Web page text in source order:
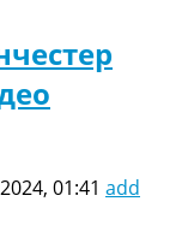
01:41 add